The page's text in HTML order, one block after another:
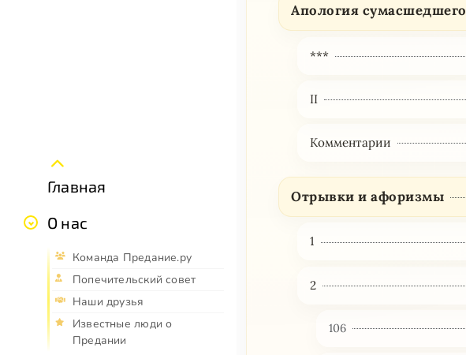
Главная
О нас
Команда Предание.ру
Попечительский совет
Наши друзья
Известные люди о
Предании
Апология сумасшедшего
***
II
Комментарии
Отрывки и афоризмы
1
2
106